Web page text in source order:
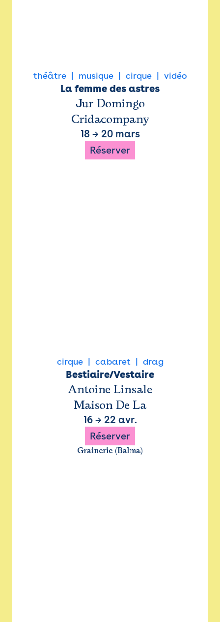
théâtre musique cirque vidéo
La femme des astres
Jur Domingo
Cridacompany
18 → 20 mars
Réserver
cirque cabaret drag
Bestiaire/Vestaire
Antoine Linsale
Maison De La
16→ 22 avr.
Réserver
Grainerie (Balma)